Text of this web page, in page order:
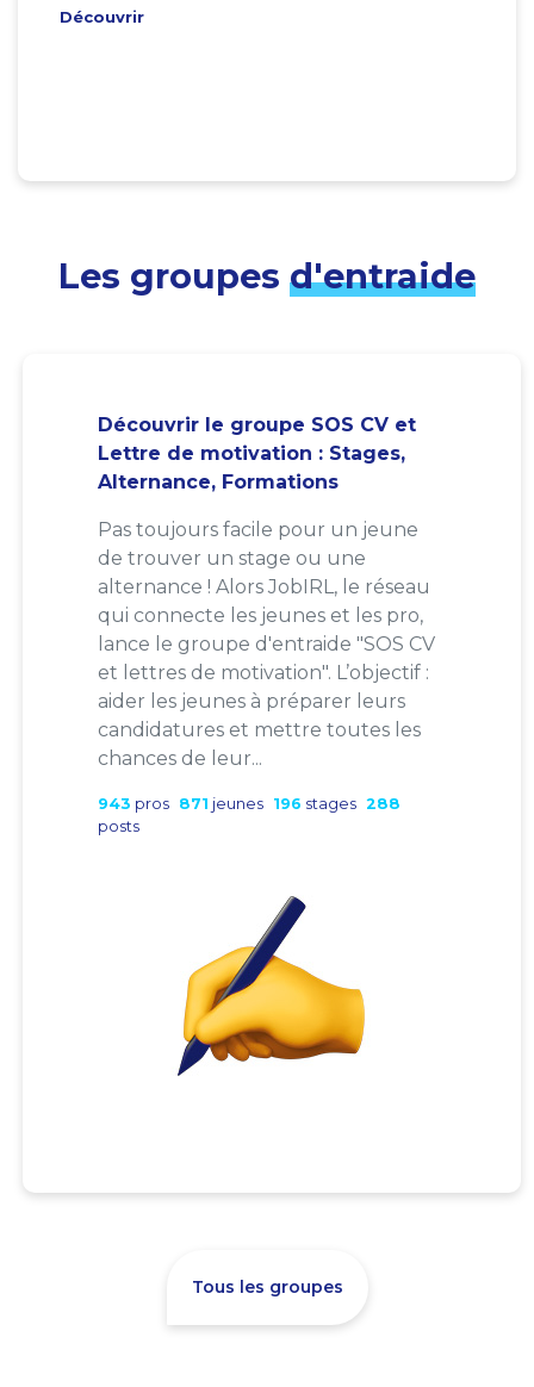
Découvrir
Les groupes d'entraide
Découvrir le groupe SOS CV et
Lettre de motivation : Stages,
Alternance, Formations
Pas toujours facile pour un jeune
de trouver un stage ou une
alternance ! Alors JobIRL, le réseau
qui connecte les jeunes et les pro,
lance le groupe d'entraide "SOS CV
et lettres de motivation". L’objectif :
aider les jeunes à préparer leurs
candidatures et mettre toutes les
chances de leur...
943 pros 871 jeunes 196 stages 288
posts
Tous les groupes